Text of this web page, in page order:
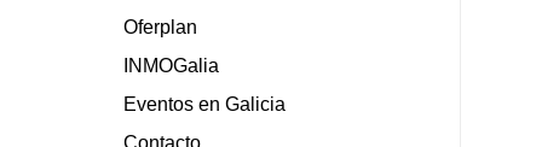
Oferplan
INMOGalia
Eventos en Galicia
Contacto